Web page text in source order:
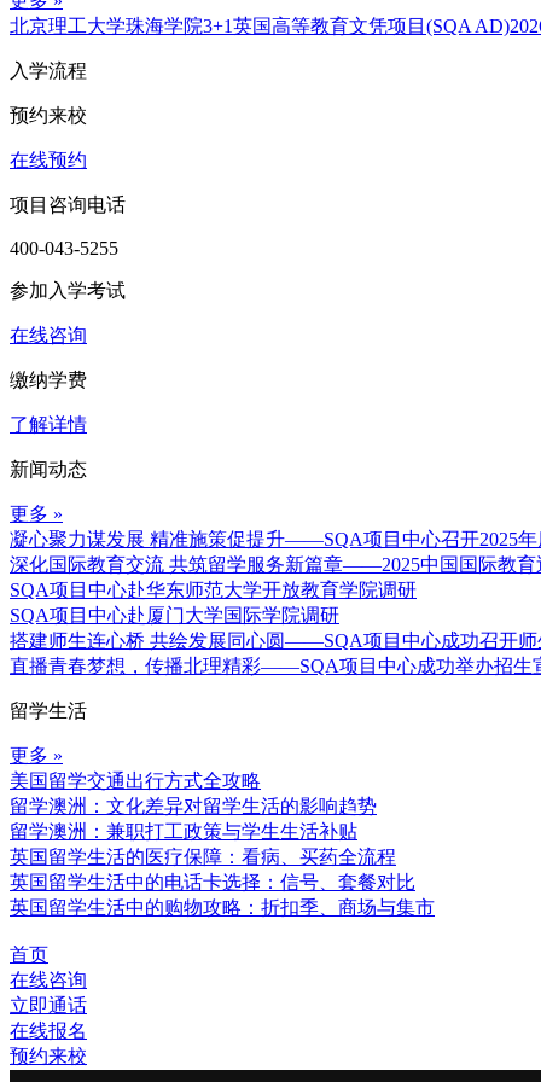
北京理工大学珠海学院3+1英国高等教育文凭项目(SQA
入学流程
预约来校
在线预约
项目咨询电话
400-043-5255
参加入学考试
在线咨询
缴纳学费
了解详情
新闻动态
更多 »
凝心聚力谋发展 精准施策促提升——SQA项目中心召开2025
深化国际教育交流 共筑留学服务新篇章——2025中国国际教
SQA项目中心赴华东师范大学开放教育学院调研
SQA项目中心赴厦门大学国际学院调研
搭建师生连心桥 共绘发展同心圆——SQA项目中心成功召开师
直播青春梦想，传播北理精彩——SQA项目中心成功举办招生
留学生活
更多 »
美国留学交通出行方式全攻略
留学澳洲：文化差异对留学生活的影响趋势
留学澳洲：兼职打工政策与学生生活补贴
英国留学生活的医疗保障：看病、买药全流程
英国留学生活中的电话卡选择：信号、套餐对比
英国留学生活中的购物攻略：折扣季、商场与集市
首页
在线咨询
立即通话
在线报名
预约来校